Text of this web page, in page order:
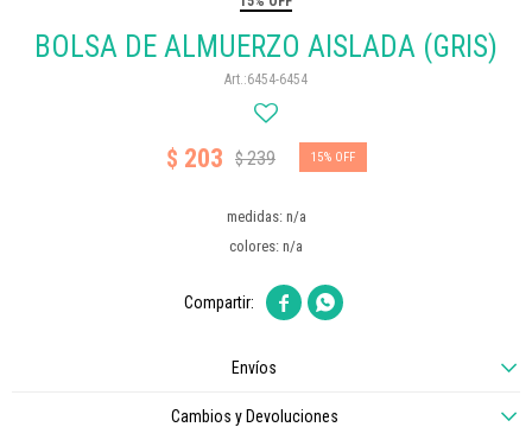
BOLSA DE ALMUERZO AISLADA (GRIS)
6454-6454
$ 203 $239 15
medidas: n/a
colores: n/a
 
Envíos
Cambios y Devoluciones